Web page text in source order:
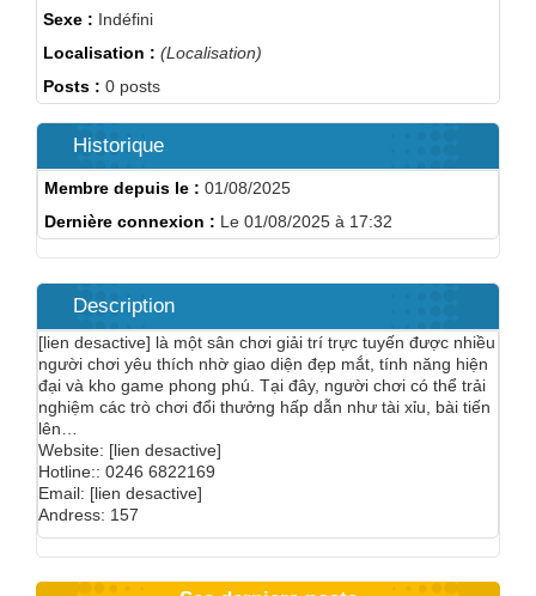
Sexe : Indéfini
Localisation : (Localisation)
Posts : 0 posts
Historique
Membre depuis le : 01/08/2025
Dernière connexion : Le 01/08/2025 à 17:32
Description
[lien desactive] là một sân chơi giải trí trực tuyến được nhiều
người chơi yêu thích nhờ giao diện đẹp mắt, tính năng hiện
đại và kho game phong phú. Tại đây, người chơi có thể trải
nghiệm các trò chơi đổi thưởng hấp dẫn như tài xỉu, bài tiến
lên…
Website: [lien desactive]
Hotline:: 0246 6822169
Email: [lien desactive]
Andress: 157